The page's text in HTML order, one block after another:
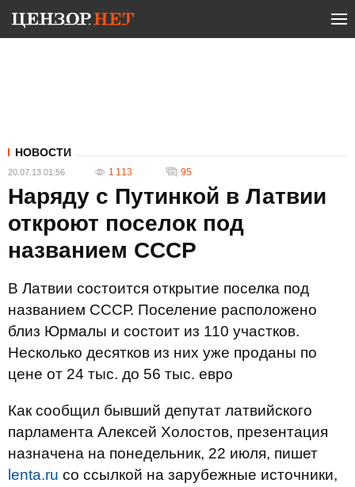
НОВОСТИ
20.07.13 01:56 1 113 95
Наряду с Путинкой в Латвии
откроют поселок под
названием СССР
В Латвии состоится открытие поселка под
названием СССР. Поселение расположено
близ Юрмалы и состоит из 110 участков.
Несколько десятков из них уже проданы по
цене от 24 тыс. до 56 тыс. евро
Как сообщил бывший депутат латвийского
парламента Алексей Холостов, презентация
назначена на понедельник, 22 июля, пишет
lenta.ru со ссылкой на зарубежные источники,